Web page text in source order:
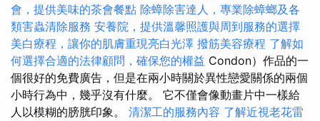
會，提供美味的茶會餐點 除蟑除害達人，專業除蟑螂及各
類害蟲清除服務 安養院，提供溫馨照護與周到服務的選擇
美白療程，讓你的肌膚重現亮白光澤 撥筋美容療程 了解如
何選擇合適的法律顧問，確保您的權益 Condon）作品的一
個很好的免費廣告，但是在兩小時關於異性戀愛關係的兩個
小時行為中，幾乎沒有什麼。 它不僅會像動畫片中一樣給
人以模糊的膀胱印象。 清潔工的服務內容 了解近視老花雷